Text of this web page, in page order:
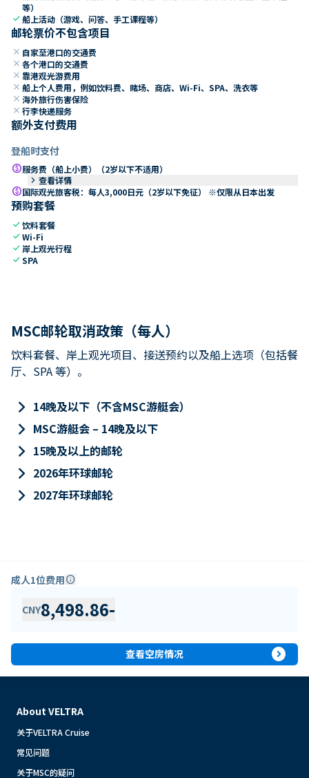
等）
check船上活动（游戏、问答、手工课程等）
邮轮票价不包含项目
close 自家至港口的交通费
close 各个港口的交通费
close 靠港观光游费用
close 船上个人费用，例如饮料费、赌场、商店、Wi-Fi、SPA、洗衣等
close 海外旅行伤害保险
close 行李快递服务
额外支付费用
登船时支付
paid服务费（船上小费）（2岁以下不适用）
keyboard_arrow_right 查看详情
paid国际观光旅客税：每人3,000日元（2岁以下免征） ※仅限从日本出发
预购套餐
check饮料套餐
checkWi-Fi
check 岸上观光行程
checkSPA
MSC邮轮取消政策（每人）
饮料套餐、岸上观光项目、接送预约以及船上选项（包括餐
厅、SPA 等）。
keyboard_arrow_right 14晚及以下（不含MSC游艇会）
keyboard_arrow_right MSC游艇会 – 14晚及以下
keyboard_arrow_right 15晚及以上的邮轮
keyboard_arrow_right 2026年环球邮轮
keyboard_arrow_right 2027年环球邮轮
成人1位费用info
CNY8,498.86-
查看空房情况 expand_circle_right
About VELTRA
关于VELTRA Cruise
常见问题
关于MSC的疑问